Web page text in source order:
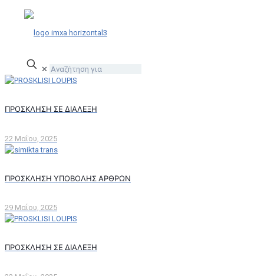
✕
ΠΡΟΣΚΛΗΣΗ ΣΕ ΔΙΑΛΕΞΗ
22 Μαΐου, 2025
ΠΡΟΣΚΛΗΣΗ ΥΠΟΒΟΛΗΣ ΑΡΘΡΩΝ
29 Μαΐου, 2025
ΠΡΟΣΚΛΗΣΗ ΣΕ ΔΙΑΛΕΞΗ